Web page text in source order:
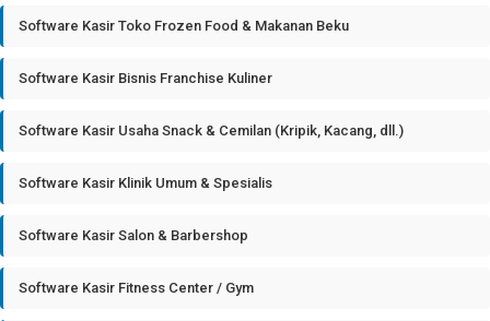
Software Kasir Toko Frozen Food & Makanan Beku
Software Kasir Bisnis Franchise Kuliner
Software Kasir Usaha Snack & Cemilan (Kripik, Kacang, dll.)
Software Kasir Klinik Umum & Spesialis
Software Kasir Salon & Barbershop
Software Kasir Fitness Center / Gym